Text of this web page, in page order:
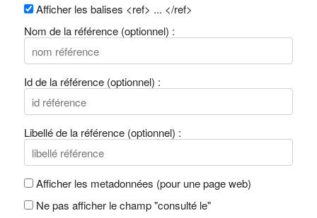
Afficher les balises <ref> ... </ref>
Nom de la référence (optionnel) :
Id de la référence (optionnel) :
Libellé de la référence (optionnel) :
Afficher les metadonnées (pour une page web)
Ne pas afficher le champ "consulté le"